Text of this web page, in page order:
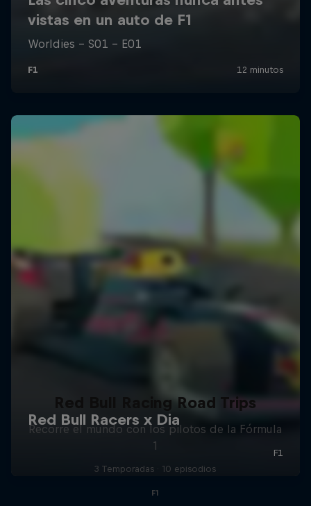
Red Bull Racing Road Trips
Recorre el mundo con los pilotos de la Fórmula
1
3 Temporadas · 10 episodios
F1